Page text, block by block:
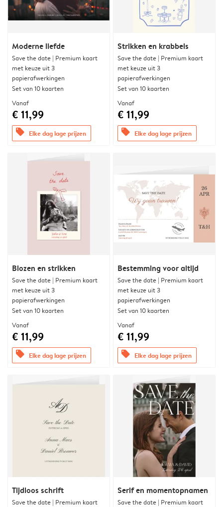
Moderne liefde
Save the date | Premium kaart
met keuze uit 3
papierafwerkingen
Set van 10 kaarten
Vanaf
€ 11,99
offers Elke dag lage prijzen
Strikken en krabbels
Save the date | Premium kaart
met keuze uit 3
papierafwerkingen
Set van 10 kaarten
Vanaf
€ 11,99
offers Elke dag lage prijzen
Blozen en strikken
Save the date | Premium kaart
met keuze uit 3
papierafwerkingen
Set van 10 kaarten
Vanaf
€ 11,99
offers Elke dag lage prijzen
Bestemming voor altijd
Save the date | Premium kaart
met keuze uit 3
papierafwerkingen
Set van 10 kaarten
Vanaf
€ 11,99
offers Elke dag lage prijzen
Tijdloos schrift
Save the date | Premium kaart
Serif en momentopnamen
Save the date | Premium kaart